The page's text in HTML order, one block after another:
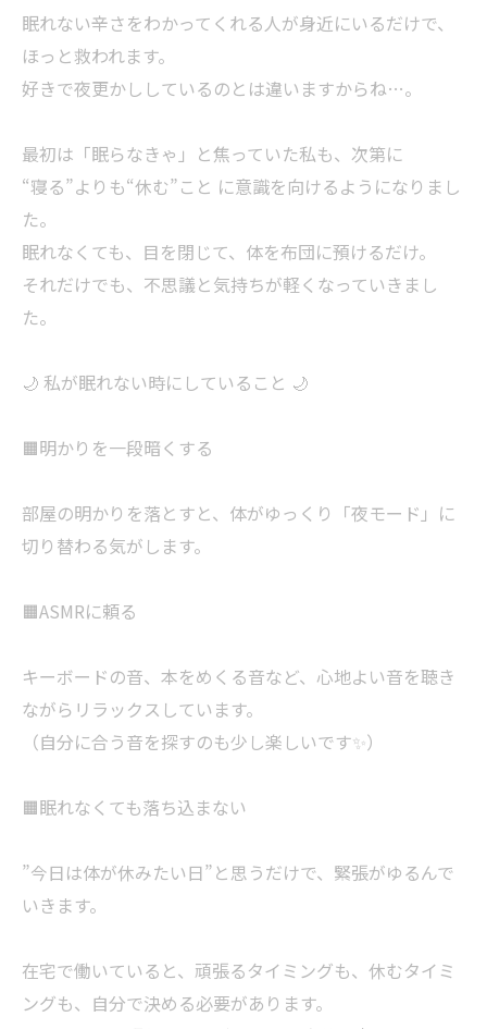
眠れない辛さをわかってくれる人が身近にいるだけで、
ほっと救われます。
好きで夜更かししているのとは違いますからね…。
最初は「眠らなきゃ」と焦っていた私も、次第に
“寝る”よりも“休む”こと に意識を向けるようになりまし
た。
眠れなくても、目を閉じて、体を布団に預けるだけ。
それだけでも、不思議と気持ちが軽くなっていきまし
た。
🌙 私が眠れない時にしていること 🌙
🟧明かりを一段暗くする
部屋の明かりを落とすと、体がゆっくり「夜モード」に
切り替わる気がします。
🟧ASMRに頼る
キーボードの音、本をめくる音など、心地よい音を聴き
ながらリラックスしています。
（自分に合う音を探すのも少し楽しいです✨）
🟧眠れなくても落ち込まない
”今日は体が休みたい日”と思うだけで、緊張がゆるんで
いきます。
在宅で働いていると、頑張るタイミングも、休むタイミ
ングも、自分で決める必要があります。